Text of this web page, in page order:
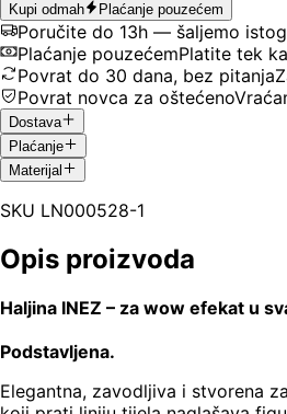
Kupi odmah
Plaćanje pouzećem
Poručite do 13h — šaljemo
Plaćanje pouzećemPlatite tek
Povrat do 30 dana, bez pitanja
Povrat novca za oštećeno
Dostava
Plaćanje
Materijal
SKU LN000528-1
Opis proizvoda
Haljina INEZ – za wow efekat u
Podstavljena.
Elegantna, zavodljiva i stvorena